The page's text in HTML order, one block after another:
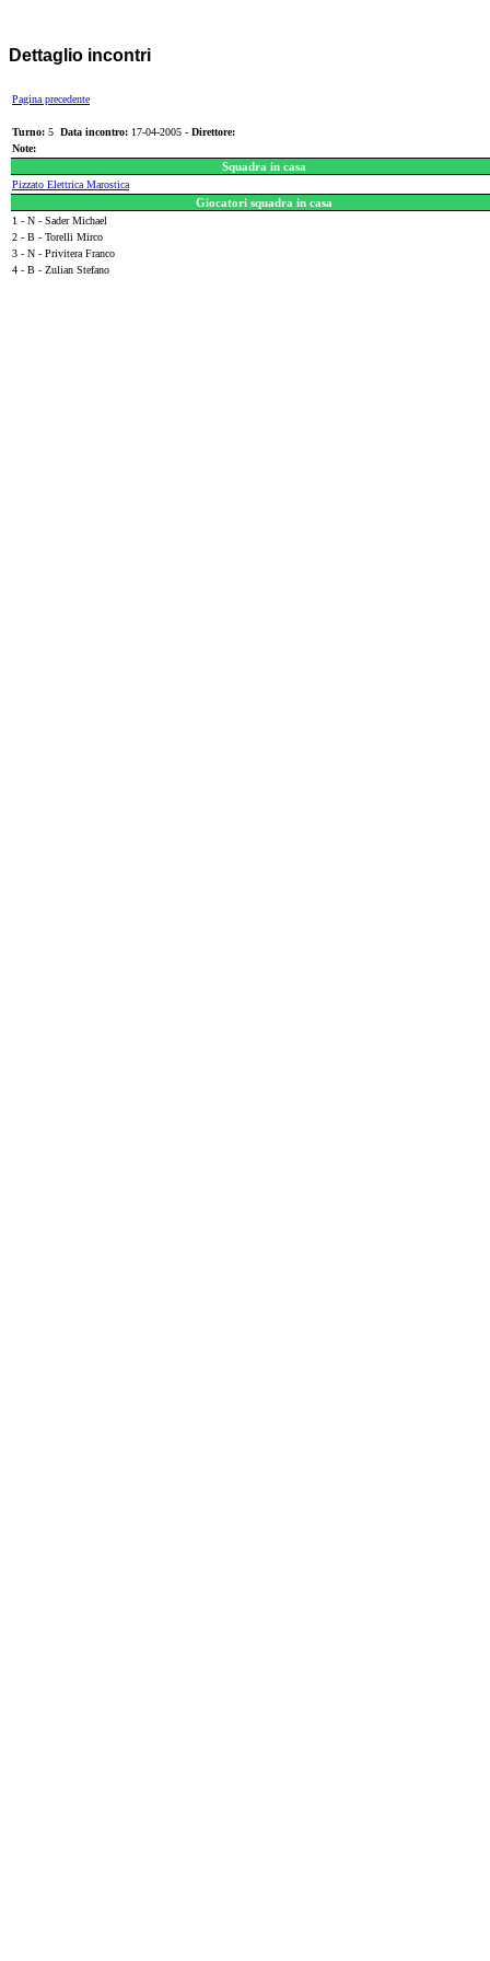
Dettaglio incontri
Pagina precedente
Turno: 5 Data incontro: 17-04-2005 - Direttore:
Note:
Squadra in casa
Pizzato Elettrica Marostica
Giocatori squadra in casa
1 - N - Sader Michael
2 - B - Torelli Mirco
3 - N - Privitera Franco
4 - B - Zulian Stefano